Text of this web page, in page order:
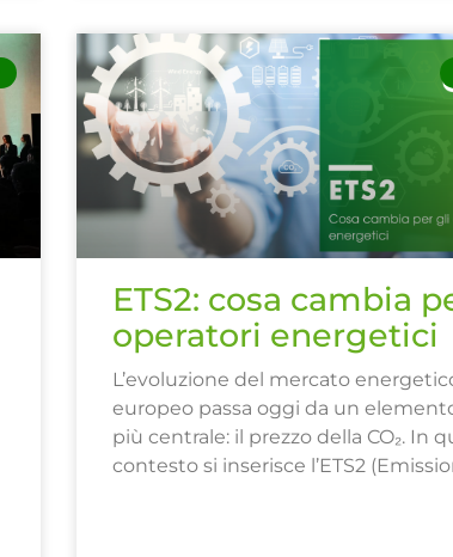
ETS2: cosa cambia
operatori energetici
L’evoluzione del mercato
europeo passa oggi da un
più centrale: il prezzo della CO₂. In
contesto si inserisce l’ETS2